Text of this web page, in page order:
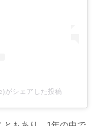
がシェアした投稿